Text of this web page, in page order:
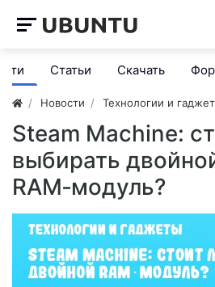
Статьи Скачать
Новости Технологии и
Steam Machine:
выбирать
RAM‑модуль?